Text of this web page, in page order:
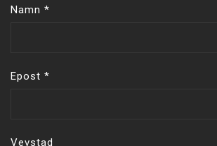
Namn *
Epost *
Vevstad